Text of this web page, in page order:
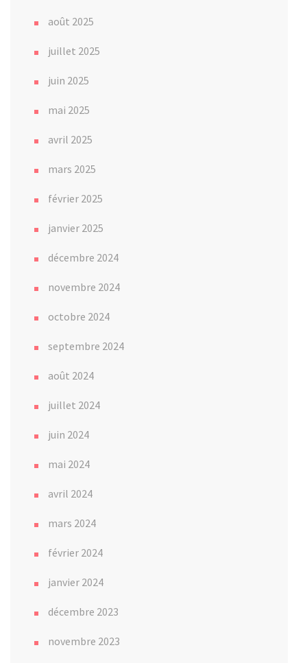
août 2025
juillet 2025
juin 2025
mai 2025
avril 2025
mars 2025
février 2025
janvier 2025
décembre 2024
novembre 2024
octobre 2024
septembre 2024
août 2024
juillet 2024
juin 2024
mai 2024
avril 2024
mars 2024
février 2024
janvier 2024
décembre 2023
novembre 2023